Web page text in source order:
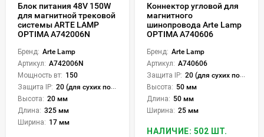
Блок питания 48V 150W
для магнитной трековой
системы ARTE LAMP
OPTIMA A742006N
Бренд: Arte Lamp
Артикул: A742006N
Мощность вт: 150
Защита IP: 20 (для сухих пом.)
Высота: 20 мм
Длина: 325 мм
Ширина: 17 мм
Коннектор угловой для
магнитного
шинопровода Arte Lamp
OPTIMA A740606
Бренд: Arte Lamp
Артикул: A740606
Защита IP: 20 (для сухих пом.)
Высота: 50 мм
Длина: 50 мм
Ширина: 25 мм
НАЛИЧИЕ: 502 ШТ.